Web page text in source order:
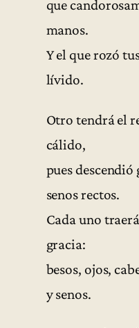
que
manos.
Y el que rozó
lívido.
Otro tendrá el
cálido,
pues
senos rectos.
Cada uno
gracia:
besos, ojos,
y senos.